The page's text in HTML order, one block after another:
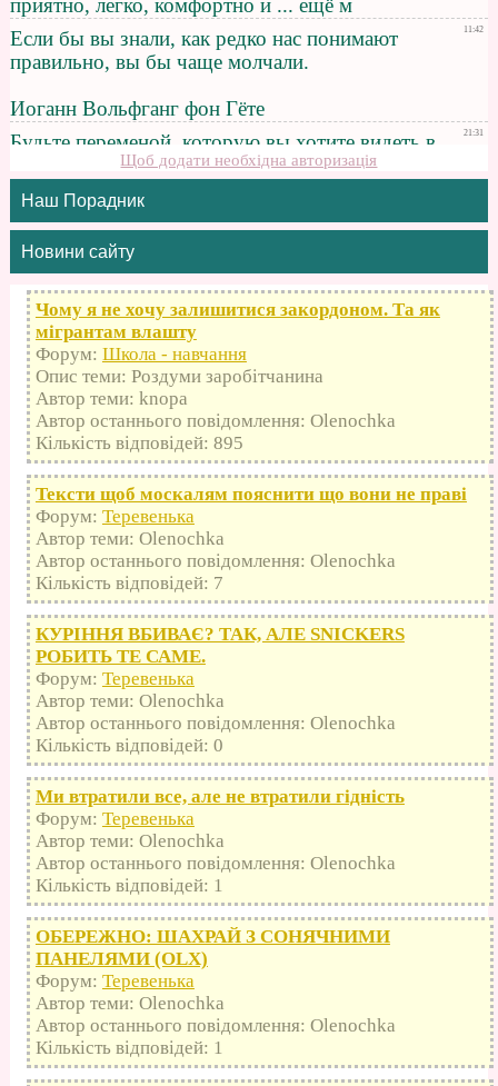
Щоб додати необхідна авторизація
Наш Порадник
Новини сайту
Чому я не хочу залишитися закордоном. Та як
мігрантам влашту
Форум: Школа - навчання
Опис теми: Роздуми заробітчанина
Автор теми: knopa
Автор останнього повідомлення: Olenochka
Кількість відповідей: 895
Тексти щоб москалям пояснити що вони не праві
Форум: Теревенька
Автор теми: Olenochka
Автор останнього повідомлення: Olenochka
Кількість відповідей: 7
КУРІННЯ ВБИВАЄ? ТАК, АЛЕ SNICKERS
РОБИТЬ ТЕ САМЕ.
Форум: Теревенька
Автор теми: Olenochka
Автор останнього повідомлення: Olenochka
Кількість відповідей: 0
Ми втратили все, але не втратили гідність
Форум: Теревенька
Автор теми: Olenochka
Автор останнього повідомлення: Olenochka
Кількість відповідей: 1
ОБЕРЕЖНО: ШАХРАЙ З СОНЯЧНИМИ
ПАНЕЛЯМИ (OLX)
Форум: Теревенька
Автор теми: Olenochka
Автор останнього повідомлення: Olenochka
Кількість відповідей: 1